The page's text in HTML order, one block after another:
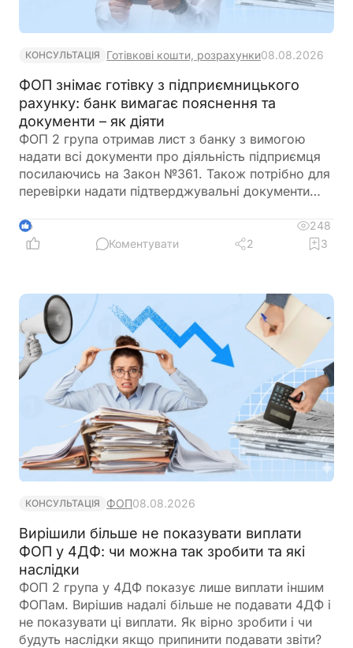
КОНСУЛЬТАЦІЯ Готівкові кошти, розрахунки08.08.2026
ФОП знімає готівку з підприємницького
рахунку: банк вимагає пояснення та
документи – як діяти
ФОП 2 група отримав лист з банку з вимогою
надати всі документи про діяльність підприємця
посилаючись на Закон №361. Також потрібно для
перевірки надати підтверджувальні документи
готівкових коштів (в дозволеному об’ємі
періодично знімаються з поточного рахунку).
банку?
6
248
Коментувати
2 3
КОНСУЛЬТАЦІЯ ФОП08.08.2026
Вирішили більше не показувати виплати
ФОП у 4ДФ: чи можна так зробити та які
наслідки
ФОП 2 група у 4ДФ показує лише виплати іншим
ФОПам. Вирішив надалі більше не подавати 4ДФ і
не показувати ці виплати. Як вірно зробити і чи
будуть наслідки якщо припинити подавати звіти?